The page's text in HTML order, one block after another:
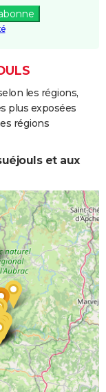
les régions,
plus exposées
régions
et aux